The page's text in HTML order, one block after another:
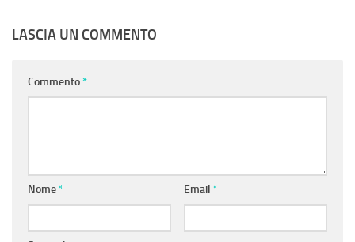
LASCIA UN COMMENTO
Commento*
Nome* Email *